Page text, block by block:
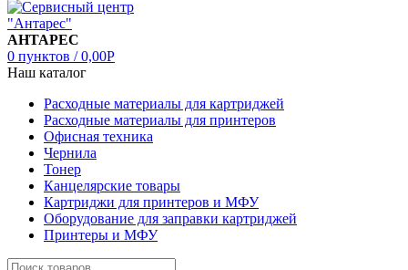
АНТАРЕС
0 пунктов / 0,00Р
Наш каталог
Расходные материалы для картриджей
Расходные материалы для принтеров
Офисная техника
Чернила
Тонер
Канцелярские товары
Картриджи для принтеров и МФУ
Оборудование для заправки картриджей
Принтеры и МФУ